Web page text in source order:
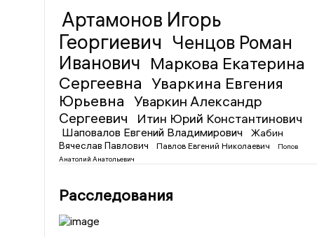
Артамонов Игорь
Георгиевич Ченцов Роман
Иванович Маркова Екатерина
Сергеевна Уваркина Евгения
Юрьевна
Уваркин Александр
Сергеевич
Итин Юрий Константинович
Шаповалов Евгений Владимирович
Жабин
Вячеслав Павлович
Павлов Евгений Николаевич
Попов
Анатолий Анатольевич
Расследования